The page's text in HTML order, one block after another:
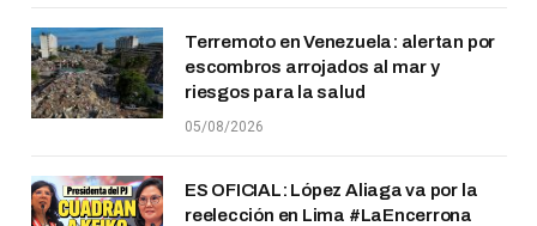
Terremoto en Venezuela: alertan por
escombros arrojados al mar y
riesgos para la salud
05/08/2026
ES OFICIAL: López Aliaga va por la
reelección en Lima #LaEncerrona